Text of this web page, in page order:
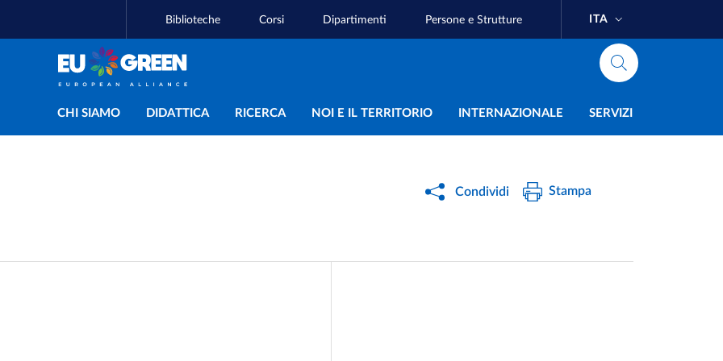
Biblioteche Corsi Dipartimenti Persone e Strutture ITA
Navigazione principale
CHI SIAMO DIDATTICA RICERCA NOI E IL TERRITORIO INTERNAZIONALE SERVIZI
Condividi Stampa